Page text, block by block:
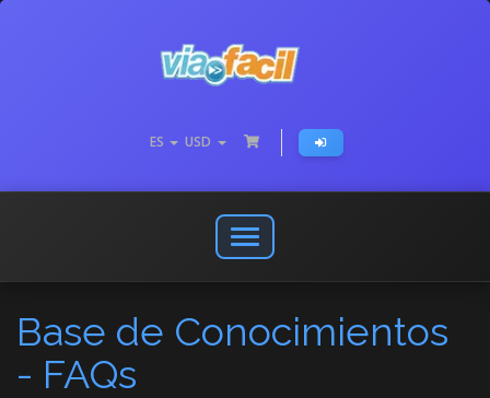
ES USD
Abrir
o
menú
de
Base de Conocimientos
- FAQs